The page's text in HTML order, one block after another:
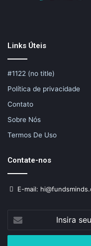
Links Úteis
#1122 (no title)
Política de privacidade
Contato
Sobre Nós
Termos De Uso
Contate-nos
E-mail:
Insira
seu
endereço